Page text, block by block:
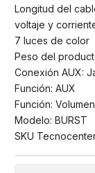
Longitud del
voltaje y
7 luces de color
Peso del
Conexión AUX:
Función: AUX
Función:
Modelo: BURST
SKU